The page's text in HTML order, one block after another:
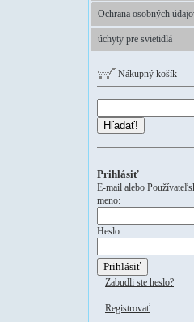
Ochrana osobných
úchyty pre svietidlá
Nákupný košík
Hľadať!
Prihlásiť
E-mail alebo
meno:
Heslo:
Zabudli ste heslo?
Registrovať